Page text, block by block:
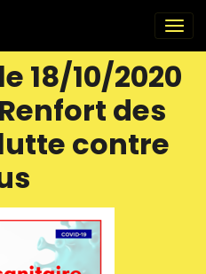
18/10/2020
des
contre